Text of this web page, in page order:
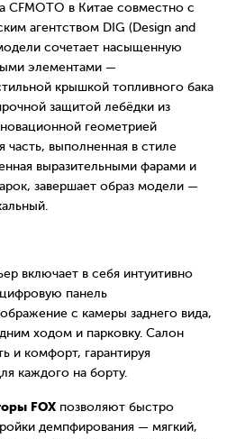
CFMOTO в Китае совместно с
агентством DIG (Design and
сочетает насыщенную
элементами —
крышкой топливного бака
защитой лебёдки из
геометрией
часть, выполненная в стиле
выразительными фарами и
завершает образ модели —
включает в себя интуитивно
панель
с камеры заднего вида,
ходом и парковку. Салон
и комфорт, гарантируя
каждого на борту.
FOX позволяют быстро
демпфирования — мягкий,